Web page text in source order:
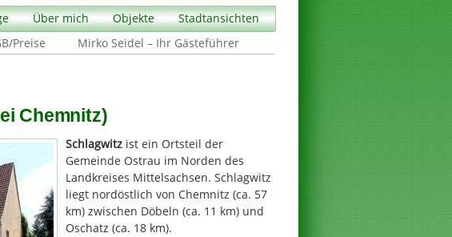
Über mich Objekte
Stadtansichten
Preise Mirko Seidel – Ihr Gästeführer
Chemnitz)
Schlagwitz ist ein Ortsteil der
Gemeinde Ostrau im Norden des
Landkreises Mittelsachsen. Schlagwitz
liegt nordöstlich von Chemnitz (ca. 57
km) zwischen Döbeln (ca. 11 km) und
Oschatz (ca. 18 km).